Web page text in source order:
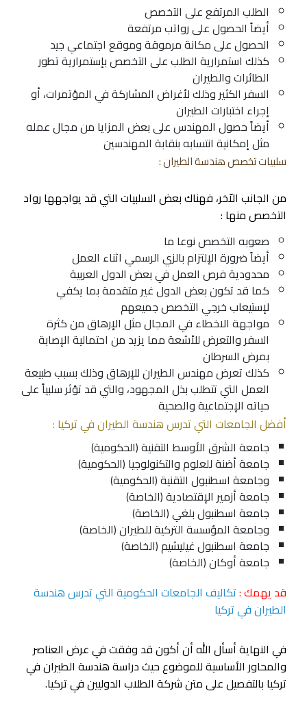
الطلب المرتفع على التخصص
أيضاً الحصول على رواتب مرتفعة
الحصول على مكانة مرموقة وموقع اجتماعي جيد
كذلك استمرارية الطلب على التخصص بإستمرارية تطور
الطائرات والطيران
السفر الكثير وذلك لأغراض المشاركة في المؤتمرات، أو
إجراء اختبارات الطيران
أيضاً حصول المهندس على بعض المزايا من مجال عمله
مثل إمكانية انتسابه بنقابة المهندسين
سلبيات تخصص هندسة الطيران :
من الجانب الاّخر، فهناك بعض السلبيات التي قد يواجهها رواد
التخصص منها :
صعوبه التخصص نوعا ما
أيضاً ضرورة الإلتزام بالزي الرسمي اثناء العمل
محدودية فرص العمل في بعض الدول العربية
كما قد تكون بعض الدول غير متقدمة بما يكفي
لإستيعاب خرجي التخصص جميعهم
مواجهة الاخطاء في المجال مثل الإرهاق من كثرة
السفر والتعرض للأشعة مما يزيد من احتمالية الإصابة
بمرض السرطان
كذلك تعرض مهندس الطيران للإرهاق وذلك بسبب طبيعة
العمل التي تتطلب بذل المجهود، والتي قد تؤثر سلبياً على
حياته الإجتماعية والصحية
أفضل الجامعات التي تدرس هندسة الطيران في تركيا :
جامعة الشرق الأوسط التقنية(الحكومية)
جامعة أضنة للعلوم والتكنولوجيا (الحكومية)
وجامعة اسطنبول التقنية(الحكومية)
جامعة أزمير الإقتصادية (الخاصة)
جامعة اسطنبول بلغي (الخاصة)
وجامعة المؤسسة التركية للطيران (الخاصة)
جامعة اسطنبول غيليشيم (الخاصة)
جامعة أوكان (الخاصة)
قد يهمك :تكاليف الجامعات الحكومية التي تدرس هندسة
الطيران في تركيا
في النهاية أسأل الله أن أكون قد وفقت في عرض العناصر
والمحاور الأساسية للموضوع حيث دراسة هندسة الطيران في
تركيا بالتفصيل على متن شركة الطلاب الدوليين في تركيا.